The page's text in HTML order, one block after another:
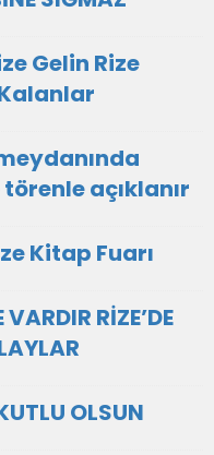
Gelin Rize
açıklanır
Kitap Fuarı
RİZE’DE
OLSUN